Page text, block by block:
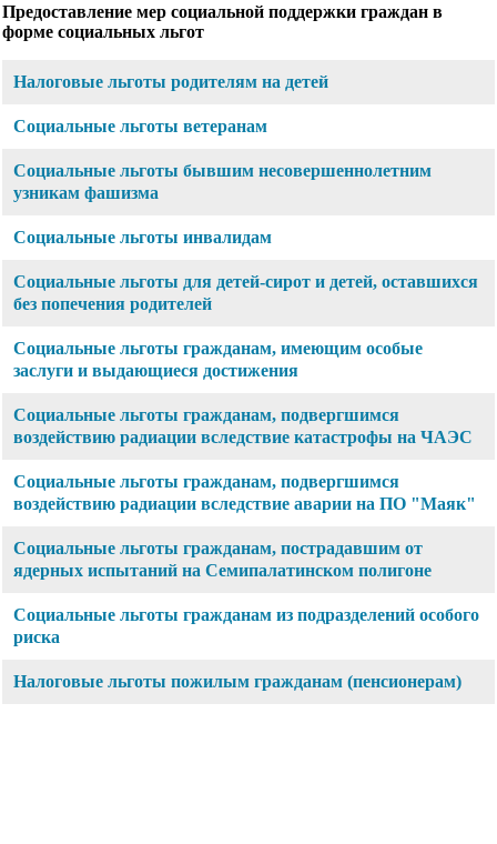
Предоставление мер социальной поддержки граждан в
форме социальных льгот
Налоговые льготы родителям на детей
Социальные льготы ветеранам
Социальные льготы бывшим несовершеннолетним
узникам фашизма
Социальные льготы инвалидам
Социальные льготы для детей-сирот и детей, оставшихся
без попечения родителей
Социальные льготы гражданам, имеющим особые
заслуги и выдающиеся достижения
Социальные льготы гражданам, подвергшимся
воздействию радиации вследствие катастрофы на ЧАЭС
Социальные льготы гражданам, подвергшимся
воздействию радиации вследствие аварии на ПО "Маяк"
Социальные льготы гражданам, пострадавшим от
ядерных испытаний на Семипалатинском полигоне
Социальные льготы гражданам из подразделений особого
риска
Налоговые льготы пожилым гражданам (пенсионерам)